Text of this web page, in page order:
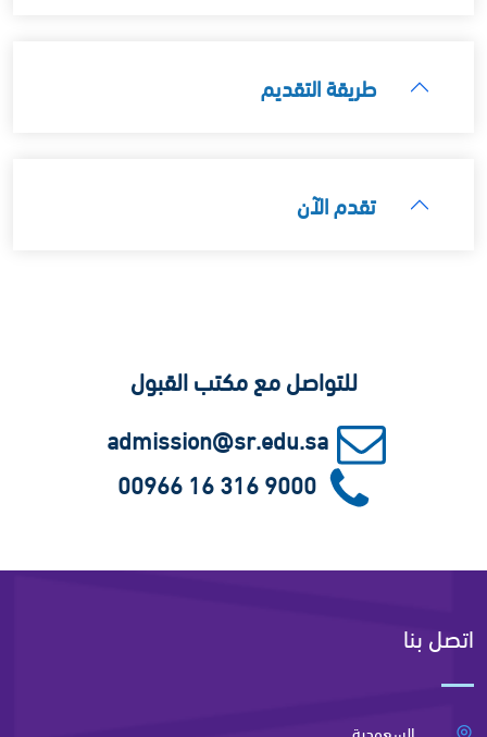
طريقة التقديم
تقدم الآن
للتواصل مع مكتب القبول
admission@sr.edu.sa
00966 16 316 9000
اتصل بنا